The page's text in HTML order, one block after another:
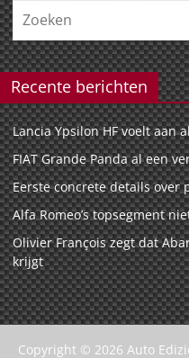
Recente berichten
Lancia Ypsilon HF voelt aan
FIAT Grande Panda al een
Eerste concrete details over
Alfa Romeo’s topsegment
Olivier François zegt dat
krijgt
Copyright © 2026 Auto